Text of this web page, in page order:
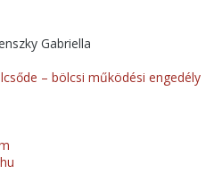
Gabriella
– bölcsi működési engedély